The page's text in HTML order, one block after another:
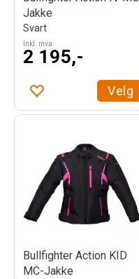
Jakke
Svart
Inkl. mva
2 195,-
Velg
Bullfighter Action KID
MC-Jakke